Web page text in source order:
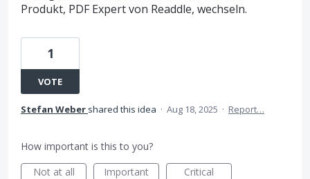
Produkt, PDF Expert von Readdle, wechseln.
1
VOTE
Stefan Weber shared this idea · Aug 18, 2025 · Report…
How important is this to you?
Not at all
Important Critical